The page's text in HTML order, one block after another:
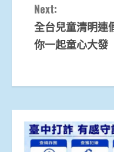
Next:
全台兒童清明連
你一起童心大發